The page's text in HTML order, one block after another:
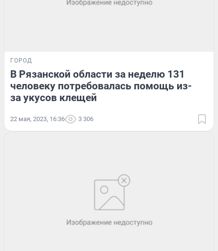
ГОРОД
В Рязанской области за неделю 131
человеку потребовалась помощь из-
за укусов клещей
22 мая, 2023, 16:36 3 306